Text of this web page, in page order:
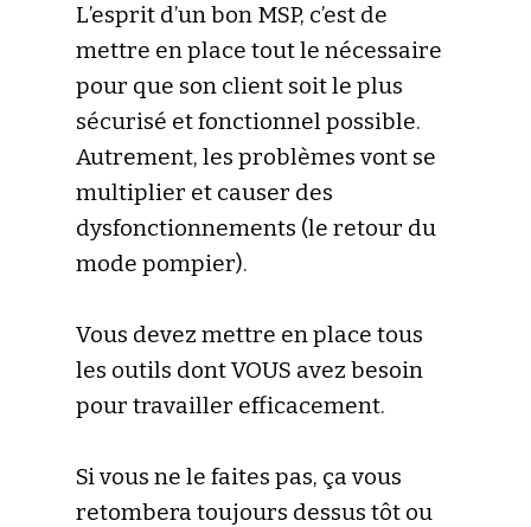
L’esprit d’un bon MSP, c’est de
mettre en place tout le nécessaire
pour que son client soit le plus
sécurisé et fonctionnel possible.
Autrement, les problèmes vont se
multiplier et causer des
dysfonctionnements (le retour du
mode pompier).
Vous devez mettre en place tous
les outils dont VOUS avez besoin
pour travailler efficacement.
Si vous ne le faites pas, ça vous
retombera toujours dessus tôt ou